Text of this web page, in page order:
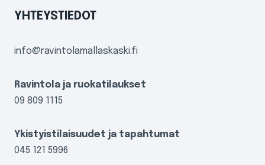
YHTEYSTIEDOT
info@ravintolamallaskaski.fi
Ravintola ja ruokatilaukset
09 809 1115
Ykistyistilaisuudet ja tapahtumat
045 121 5996